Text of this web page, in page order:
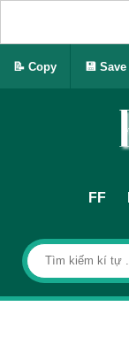
FF
📝 Copy 💾 Save